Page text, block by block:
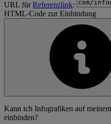
URL fürReferenzlink:
HTML-Code zur Einbindung
Kann ich Infografiken auf
einbinden?